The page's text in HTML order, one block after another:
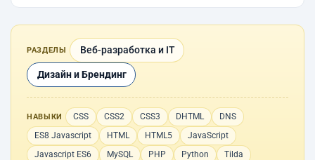
РАЗДЕЛЫ Веб-разработка и IT
Дизайн и Брендинг
НАВЫКИ CSS CSS2 CSS3 DHTML
DNS
ES8 Javascript
HTML HTML5
JavaScript
Javascript ES6
MySQL PHP Python
Tilda